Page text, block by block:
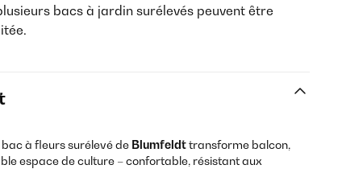
bacs à jardin surélevés peuvent être
à fleurs surélevé de Blumfeldttransforme balcon,
espace de culture – confortable, résistant aux